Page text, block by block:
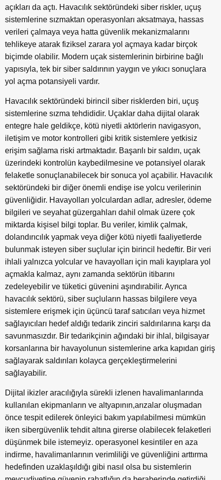
açıkları da açtı. Havacılık sektöründeki siber riskler, uçuş
sistemlerine sızmaktan operasyonları aksatmaya, hassas
verileri çalmaya veya hatta güvenlik mekanizmalarını
tehlikeye atarak fiziksel zarara yol açmaya kadar birçok
biçimde olabilir. Modern uçak sistemlerinin birbirine bağlı
yapısıyla, tek bir siber saldırının yaygın ve yıkıcı sonuçlara
yol açma potansiyeli vardır.
Havacılık sektöründeki birincil siber risklerden biri, uçuş
sistemlerine sızma tehdididir. Uçaklar daha dijital olarak
entegre hale geldikçe, kötü niyetli aktörlerin navigasyon,
iletişim ve motor kontrolleri gibi kritik sistemlere yetkisiz
erişim sağlama riski artmaktadır. Başarılı bir saldırı, uçak
üzerindeki kontrolün kaybedilmesine ve potansiyel olarak
felaketle sonuçlanabilecek bir sonuca yol açabilir. Havacılık
sektöründeki bir diğer önemli endişe ise yolcu verilerinin
güvenliğidir. Havayolları yolculardan adlar, adresler, ödeme
bilgileri ve seyahat güzergahları dahil olmak üzere çok
miktarda kişisel bilgi toplar. Bu veriler, kimlik çalmak,
dolandırıcılık yapmak veya diğer kötü niyetli faaliyetlerde
bulunmak isteyen siber suçlular için birincil hedeftir. Bir veri
ihlali yalnızca yolcular ve havayolları için mali kayıplara yol
açmakla kalmaz, aynı zamanda sektörün itibarını
zedeleyebilir ve tüketici güvenini aşındırabilir. Ayrıca
havacılık sektörü, siber suçluların hassas bilgilere veya
sistemlere erişmek için üçüncü taraf satıcıları veya hizmet
sağlayıcıları hedef aldığı tedarik zinciri saldırılarına karşı da
savunmasızdır. Bir tedarikçinin ağındaki bir ihlal, bilgisayar
korsanlarına bir havayolunun sistemlerine arka kapıdan giriş
sağlayarak saldırıları kolayca gerçekleştirmelerini
sağlayabilir.
Dijital ikizler aracılığıyla sürekli izlenen havalimanlarında
kullanılan ekipmanların ve altyapının,arızalar oluşmadan
önce tespit edilerek önleyici bakım yapılabilmesi mümkün
iken sibergüvenlik tehdit altına girerse olabilecek felaketleri
düşünmek bile istemeyiz. operasyonel kesintiler en aza
indirme, havalimanlarının verimliliği ve güvenliğini arttırma
hedefinden uzaklaşıldığı gibi nasıl olsa bu sistemlerin